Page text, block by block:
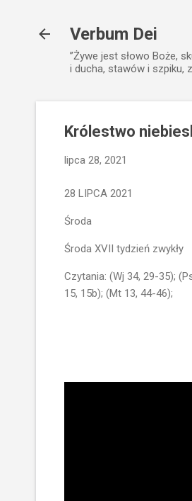
Verbum Dei
”Żywe jest słowo Boże,
i ducha, stawów i szpiku,
Królestwo
lipca 28, 2021
28 LIPCA 2021
Środa
Środa XVII tydzień zwykły
Czytania: (Wj 34, 29-35);
15, 15b); (Mt 13, 44-46);